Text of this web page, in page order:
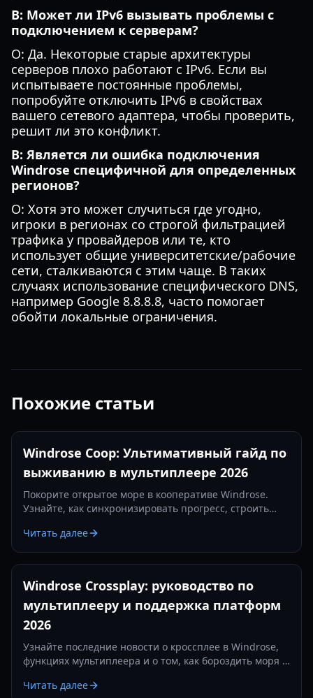
В: Может ли IPv6 вызывать проблемы с
подключением к серверам?
О: Да. Некоторые старые архитектуры
серверов плохо работают с IPv6. Если вы
испытываете постоянные проблемы,
попробуйте отключить IPv6 в свойствах
вашего сетевого адаптера, чтобы проверить,
решит ли это конфликт.
В: Является ли ошибка подключения
Windrose специфичной для определенных
регионов?
О: Хотя это может случиться где угодно,
игроки в регионах со строгой фильтрацией
трафика у провайдеров или те, кто
использует общие университетские/рабочие
сети, сталкиваются с этим чаще. В таких
случаях использование специфического DNS,
например Google 8.8.8.8, часто помогает
обойти локальные ограничения.
Похожие статьи
Windrose Coop: Ультимативный гайд по
выживанию в мультиплеере 2026
Покорите открытое море в кооперативе Windrose.
Узнайте, как синхронизировать прогресс, строить
проработанных руин вместе со своей командой в этом
подробном руководстве 2026 года.
Читать далее
Windrose Crossplay: руководство по
мультиплееру и поддержка платформ
2026
Узнайте последние новости о кроссплее в Windrose,
функциях мультиплеера и о том, как бороздить моря с
выживании.
Читать далее